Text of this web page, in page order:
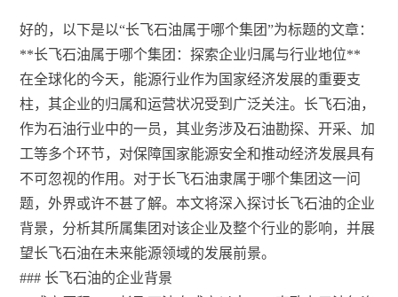
好的，以下是以“长飞石油属于哪个集团”为标题的文章：
**长飞石油属于哪个集团：探索企业归属与行业地位**
在全球化的今天，能源行业作为国家经济发展的重要支
柱，其企业的归属和运营状况受到广泛关注。长飞石油，
作为石油行业中的一员，其业务涉及石油勘探、开采、加
工等多个环节，对保障国家能源安全和推动经济发展具有
不可忽视的作用。对于长飞石油隶属于哪个集团这一问
题，外界或许不甚了解。本文将深入探讨长飞石油的企业
背景，分析其所属集团对该企业及整个行业的影响，并展
望长飞石油在未来能源领域的发展前景。
### 长飞石油的企业背景